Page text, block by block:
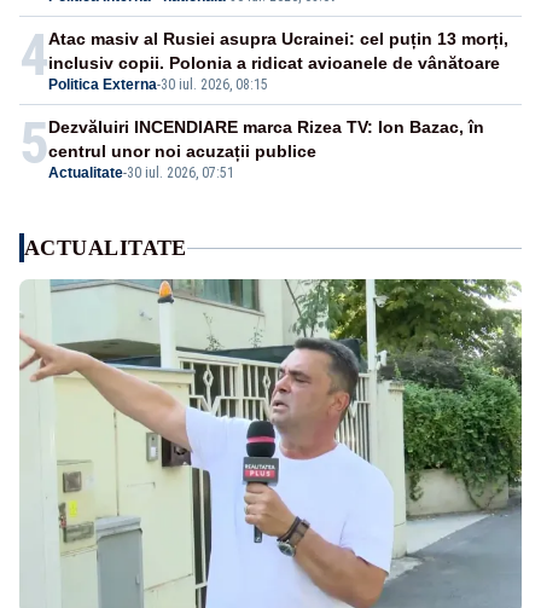
4 Politica Externa-30 iul. 2026, 08:15
Atac masiv al Rusiei asupra Ucrainei: cel puțin 13 morți,
inclusiv copii. Polonia a ridicat avioanele de vânătoare
5Actualitate-30 iul. 2026, 07:51
Dezvăluiri INCENDIARE marca Rizea TV: Ion Bazac, în
centrul unor noi acuzații publice
ACTUALITATE